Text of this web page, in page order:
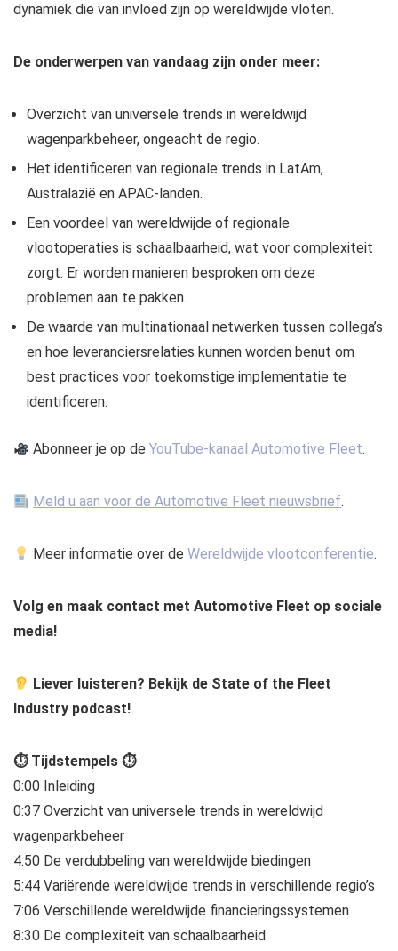
dynamiek die van invloed zijn op wereldwijde vloten.
De onderwerpen van vandaag zijn onder meer:
Overzicht van universele trends in wereldwijd
wagenparkbeheer, ongeacht de regio.
Het identificeren van regionale trends in LatAm,
Australazië en APAC-landen.
Een voordeel van wereldwijde of regionale
vlootoperaties is schaalbaarheid, wat voor complexiteit
zorgt. Er worden manieren besproken om deze
problemen aan te pakken.
De waarde van multinationaal netwerken tussen collega’s
en hoe leveranciersrelaties kunnen worden benut om
best practices voor toekomstige implementatie te
identificeren.
Abonneer je op deYouTube-kanaal Automotive Fleet.
Meld u aan voor de Automotive Fleet nieuwsbrief.
Meer informatie over deWereldwijde vlootconferentie.
Volg en maak contact met Automotive Fleet op sociale
media!
Liever luisteren? Bekijk de State of the Fleet
Industry podcast!
⏱ Tijdstempels ⏱
0:00 Inleiding
0:37 Overzicht van universele trends in wereldwijd
wagenparkbeheer
4:50 De verdubbeling van wereldwijde biedingen
5:44 Variërende wereldwijde trends in verschillende regio’s
7:06 Verschillende wereldwijde financieringssystemen
8:30 De complexiteit van schaalbaarheid